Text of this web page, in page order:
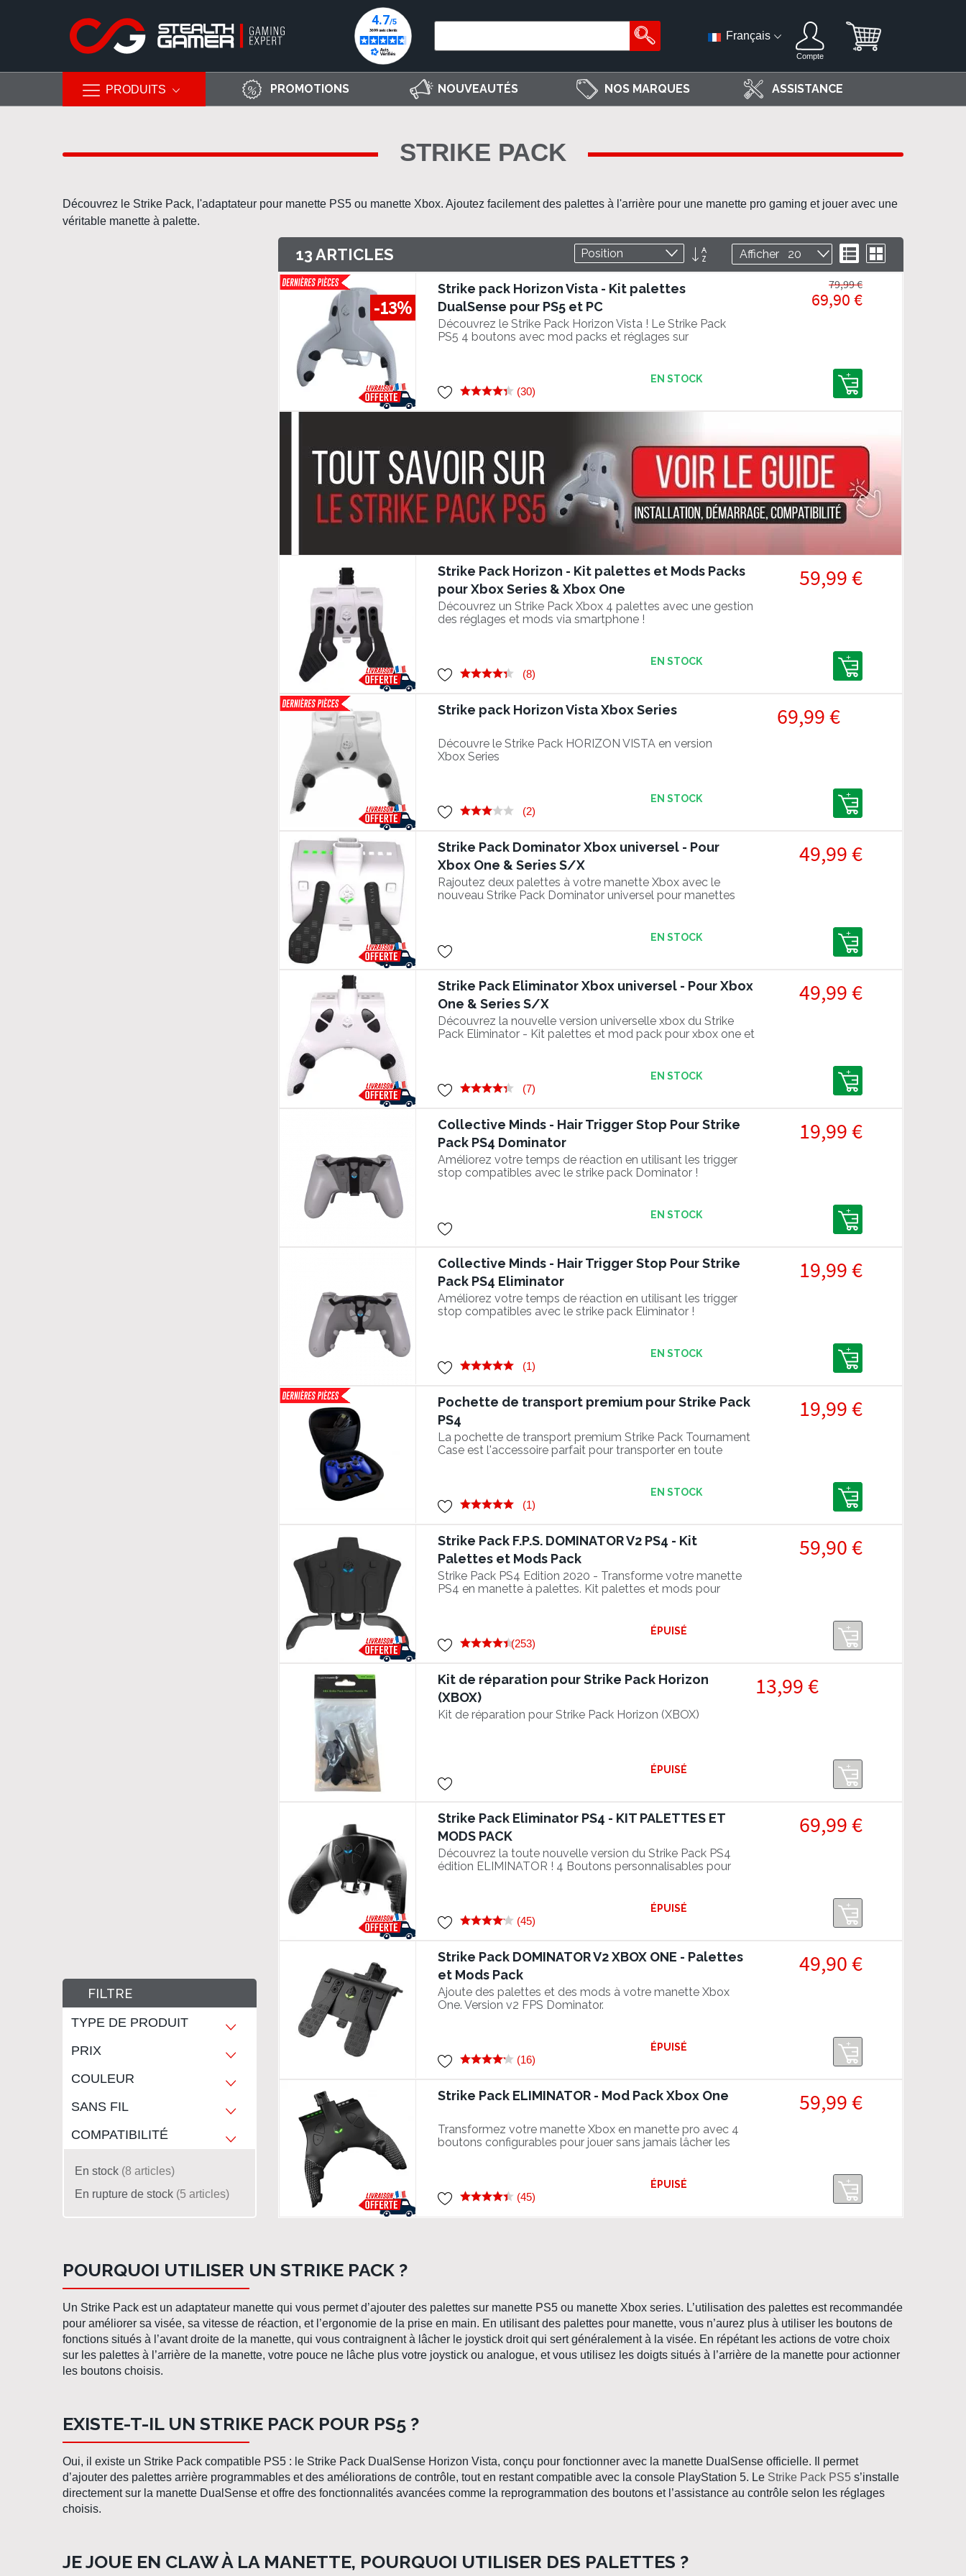
PRODUITS
Français
Compte
PROMOTIONS NOUVEAUTÉS NOS MARQUES ASSISTANCE
STRIKE PACK
Découvrez le Strike Pack, l'adaptateur pour manette PS5 ou manette Xbox. Ajoutez facilement des palettes à l'arrière pour une manette pro gaming et jouer avec une
véritable manette à palette.
13ARTICLES Par
ordre
Afficher ListeGrille
-13%
Strike pack Horizon Vista - Kit palettes
DualSense pour PS5 et PC
Découvrez le Strike Pack Horizon Vista ! Le Strike Pack
PS5 4 boutons avec mod packs et réglages sur
69,90 €
79,99 €
(30)
EN STOCK
Strike Pack Horizon - Kit palettes et Mods Packs
pour Xbox Series & Xbox One
Découvrez un Strike Pack Xbox 4 palettes avec une gestion
des réglages et mods via smartphone !
59,99 €
(8)
EN STOCK
Strike pack Horizon Vista Xbox Series
Découvre le Strike Pack HORIZON VISTA en version
Xbox Series
69,99 €
(2)
EN STOCK
Strike Pack Dominator Xbox universel - Pour
Xbox One & Series S/X
Rajoutez deux palettes à votre manette Xbox avec le
nouveau Strike Pack Dominator universel pour manettes
49,99 €
EN STOCK
Strike Pack Eliminator Xbox universel - Pour Xbox
One & Series S/X
Découvrez la nouvelle version universelle xbox du Strike
Pack Eliminator - Kit palettes et mod pack pour xbox one et
49,99 €
(7)
EN STOCK
Collective Minds - Hair Trigger Stop Pour Strike
Pack PS4 Dominator
Améliorez votre temps de réaction en utilisant les trigger
stop compatibles avec le strike pack Dominator !
19,99 €
EN STOCK
Collective Minds - Hair Trigger Stop Pour Strike
Pack PS4 Eliminator
Améliorez votre temps de réaction en utilisant les trigger
stop compatibles avec le strike pack Eliminator !
19,99 €
(1)
EN STOCK
Pochette de transport premium pour Strike Pack
PS4
La pochette de transport premium Strike Pack Tournament
Case est l'accessoire parfait pour transporter en toute
19,99 €
(1)
EN STOCK
Strike Pack F.P.S. DOMINATOR V2 PS4 - Kit
Palettes et Mods Pack
Strike Pack PS4 Edition 2020 - Transforme votre manette
PS4 en manette à palettes. Kit palettes et mods pour
59,90 €
(253)
ÉPUISÉ
Kit de réparation pour Strike Pack Horizon
(XBOX)
Kit de réparation pour Strike Pack Horizon (XBOX)
13,99 €
ÉPUISÉ
Strike Pack Eliminator PS4 - KIT PALETTES ET
MODS PACK
Découvrez la toute nouvelle version du Strike Pack PS4
édition ELIMINATOR ! 4 Boutons personnalisables pour
69,99 €
(45)
ÉPUISÉ
Strike Pack DOMINATOR V2 XBOX ONE - Palettes
et Mods Pack
Ajoute des palettes et des mods à votre manette Xbox
One. Version v2 FPS Dominator.
49,90 €
(16)
ÉPUISÉ
Strike Pack ELIMINATOR - Mod Pack Xbox One
Transformez votre manette Xbox en manette pro avec 4
boutons configurables pour jouer sans jamais lâcher les
59,99 €
(45)
ÉPUISÉ
FILTRE
TYPE DE PRODUIT
PRIX
COULEUR
SANS FIL
COMPATIBILITÉ
En stock 8 articles
En rupture de stock 5 articles
POURQUOI UTILISER UN STRIKE PACK ?
Un Strike Pack est un adaptateur manette qui vous permet d’ajouter des palettes sur manette PS5 ou manette Xbox series. L’utilisation des palettes est recommandée
pour améliorer sa visée, sa vitesse de réaction, et l’ergonomie de la prise en main. En utilisant des palettes pour manette, vous n’aurez plus à utiliser les boutons de
fonctions situés à l’avant droite de la manette, qui vous contraignent à lâcher le joystick droit qui sert généralement à la visée. En répétant les actions de votre choix
sur les palettes à l’arrière de la manette, votre pouce ne lâche plus votre joystick ou analogue, et vous utilisez les doigts situés à l’arrière de la manette pour actionner
les boutons choisis.
EXISTE-T-IL UN STRIKE PACK POUR PS5 ?
Oui, il existe un Strike Pack compatible PS5 : le Strike Pack DualSense Horizon Vista, conçu pour fonctionner avec la manette DualSense officielle. Il permet
d’ajouter des palettes arrière programmables et des améliorations de contrôle, tout en restant compatible avec la console PlayStation 5. Le Strike Pack PS5 s’installe
directement sur la manette DualSense et offre des fonctionnalités avancées comme la reprogrammation des boutons et l’assistance au contrôle selon les réglages
choisis.
JE JOUE EN CLAW À LA MANETTE, POURQUOI UTILISER DES PALETTES ?